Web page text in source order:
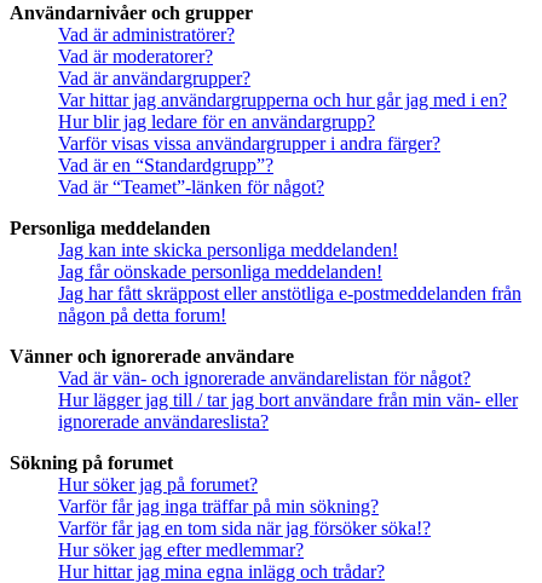
Användarnivåer och grupper
Vad är administratörer?
Vad är moderatorer?
Vad är användargrupper?
Var hittar jag användargrupperna och hur går jag med i en?
Hur blir jag ledare för en användargrupp?
Varför visas vissa användargrupper i andra färger?
Vad är en “Standardgrupp”?
Vad är “Teamet”-länken för något?
Personliga meddelanden
Jag kan inte skicka personliga meddelanden!
Jag får oönskade personliga meddelanden!
Jag har fått skräppost eller anstötliga e-postmeddelanden från
någon på detta forum!
Vänner och ignorerade användare
Vad är vän- och ignorerade användarelistan för något?
Hur lägger jag till / tar jag bort användare från min vän- eller
ignorerade användareslista?
Sökning på forumet
Hur söker jag på forumet?
Varför får jag inga träffar på min sökning?
Varför får jag en tom sida när jag försöker söka!?
Hur söker jag efter medlemmar?
Hur hittar jag mina egna inlägg och trådar?